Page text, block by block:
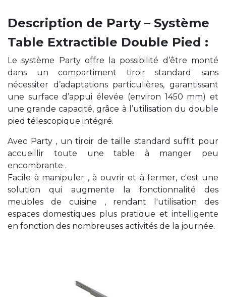
Description de Party – Système
Table Extractible Double Pied :
Le système Party offre la possibilité d’être monté
dans un compartiment tiroir standard sans
nécessiter d’adaptations particulières, garantissant
une surface d’appui élevée (environ 1450 mm) et
une grande capacité, grâce à l’utilisation du double
pied télescopique intégré.
Avec Party , un tiroir de taille standard suffit pour
accueillir toute une table à manger peu
encombrante .
Facile à manipuler , à ouvrir et à fermer, c'est une
solution qui augmente la fonctionnalité des
meubles de cuisine , rendant l'utilisation des
espaces domestiques plus pratique et intelligente
en fonction des nombreuses activités de la journée.